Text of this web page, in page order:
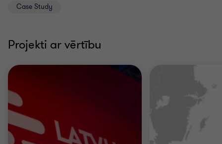
Case Study
Projekti ar vērtību